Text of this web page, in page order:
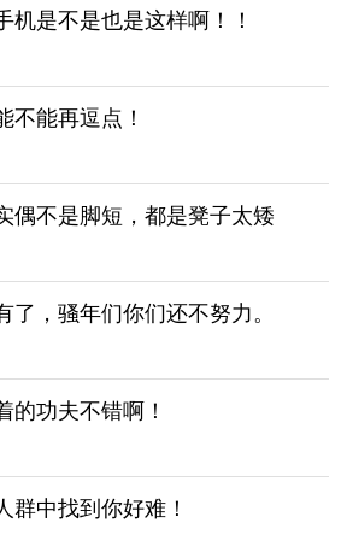
机是不是也是这样啊！！
不能再逗点！
偶不是脚短，都是凳子太矮
了，骚年们你们还不努力。
的功夫不错啊！
群中找到你好难！